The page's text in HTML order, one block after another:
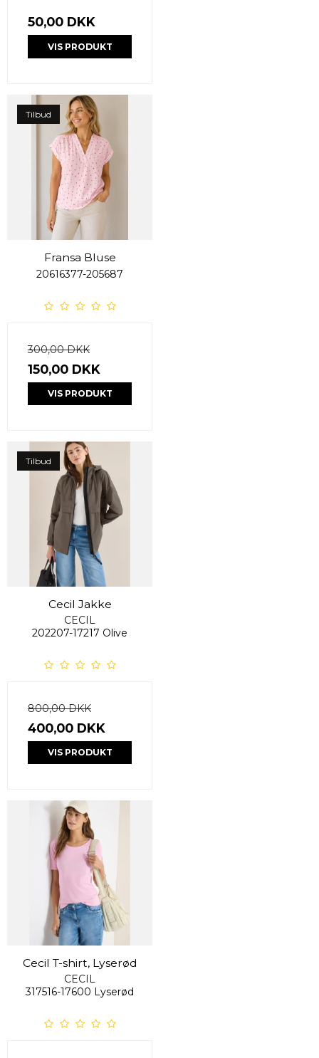
50,00 DKK
VIS PRODUKT
Tilbud
Fransa Bluse
20616377-205687
300,00 DKK
150,00 DKK
VIS PRODUKT
Tilbud
Cecil Jakke
CECIL
202207-17217 Olive
800,00 DKK
400,00 DKK
VIS PRODUKT
Cecil T-shirt, Lyserød
CECIL
317516-17600 Lyserød